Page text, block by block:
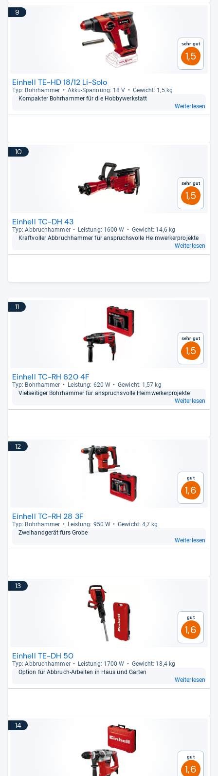
9
Sehr gut
1,5
Einhell TE-HD 18/12 Li-Solo
Typ: Bohr­ham­mer Akku-​Span­nung: 18 V
Gewicht: 1,5 kg
Kom­pak­ter Bohr­ham­mer für die Hob­by­werk­statt
Weiterlesen
10
Sehr gut
1,5
Einhell TC-DH 43
Typ: Abbruch­ham­mer Leis­tung: 1600 W
Gewicht: 14,6 kg
Kraft­vol­ler Abbruch­ham­mer für anspruchs­volle Heim­wer­ker­pro­jekte
Weiterlesen
11
Sehr gut
1,5
Einhell TC-RH 620 4F
Typ: Bohr­ham­mer Leis­tung: 620 W
Gewicht: 1,57 kg
Viel­sei­ti­ger Bohr­ham­mer für anspruchs­volle Heim­wer­ker­pro­jekte
Weiterlesen
12
Gut
1,6
Einhell TC-RH 28 3F
Typ: Bohr­ham­mer Leis­tung: 950 W
Gewicht: 4,7 kg
Zwei­hand­ge­rät fürs Grobe
Weiterlesen
13
Gut
1,6
Einhell TE-DH 50
Typ: Abbruch­ham­mer Leis­tung: 1700 W
Gewicht: 18,4 kg
Option für Abbruch-​Arbei­ten in Haus und Gar­ten
Weiterlesen
14
Gut
1,6